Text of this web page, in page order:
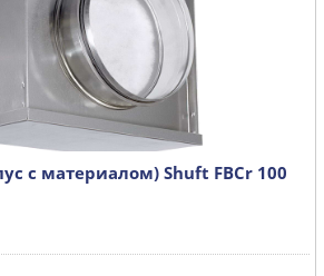
с материалом) Shuft FBCr 100